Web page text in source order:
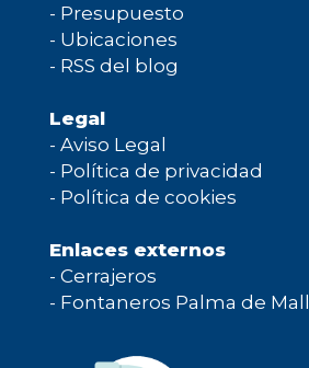
- Presupuesto
- Ubicaciones
- RSS del blog
Legal
- Aviso Legal
- Política de privacidad
- Política de cookies
Enlaces externos
- Cerrajeros
- Fontaneros Palma de